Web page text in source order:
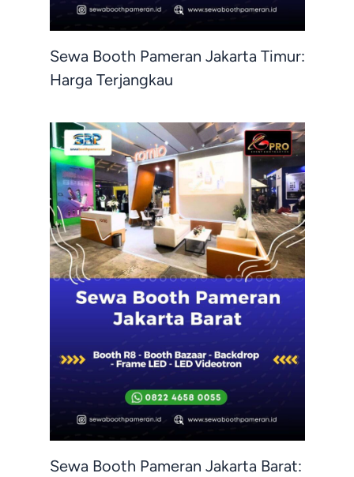
Sewa Booth Pameran Jakarta Timur:
Harga Terjangkau
Sewa Booth Pameran Jakarta Barat: